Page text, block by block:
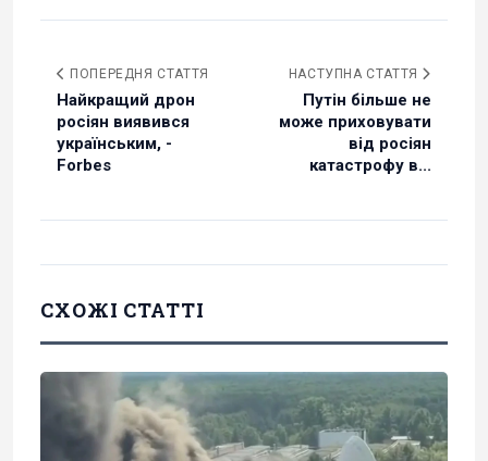
ПОПЕРЕДНЯ СТАТТЯ
Найкращий дрон
росіян виявився
українським, -
Forbes
НАСТУПНА СТАТТЯ
Путін більше не
може приховувати
від росіян
катастрофу в...
СХОЖІ СТАТТІ